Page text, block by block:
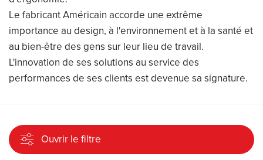
Le fabricant Américain accorde une extrême
importance au design, à l'environnement et à la santé et
au bien-être des gens sur leur lieu de travail.
L'innovation de ses solutions au service des
performances de ses clients est devenue sa signature.
Ouvrir le filtre